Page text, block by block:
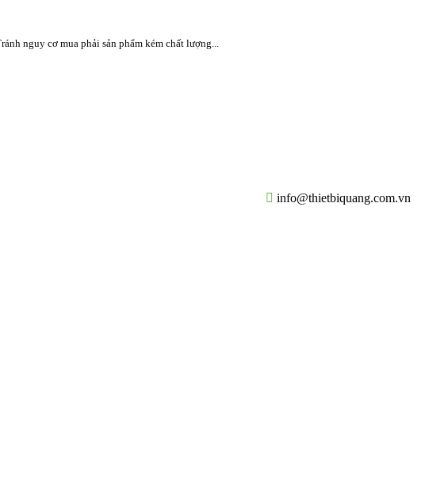
nguy cơ mua phải sản phẩm kém chất lượng...
info@thietbiquang.com.vn